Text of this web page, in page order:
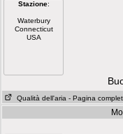
Stazione:
Waterbury
Connecticut
USA
Qualità dell'aria - Pagina